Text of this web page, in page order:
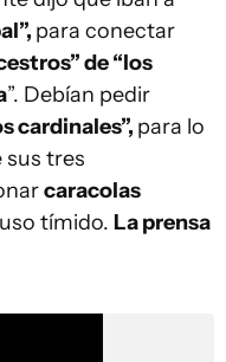
para conectar
de “los
”. Debían pedir
cardinales”, para lo
sus tres
caracolas
tímido. La prensa